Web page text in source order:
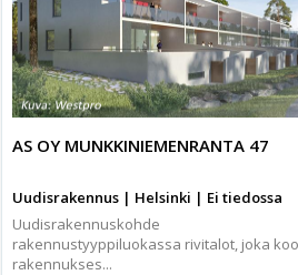
AS OY MUNKKINIEMENRANTA 47
Uudisrakennus | Helsinki | Ei tiedossa
Uudisrakennuskohde
rakennustyyppiluokassa rivitalot, joka
rakennukses...